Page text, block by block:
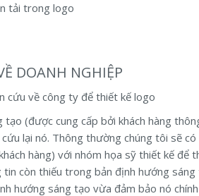
tải trong logo
DOANH NGHIỆP
tạo (được cung cấp bởi khách hàng
lại nó. Thông thường chúng tôi sẽ
hàng) với nhóm họa sỹ thiết kế để
còn thiếu trong bản định hướng
hướng sáng tạo vừa đảm bảo nó chính